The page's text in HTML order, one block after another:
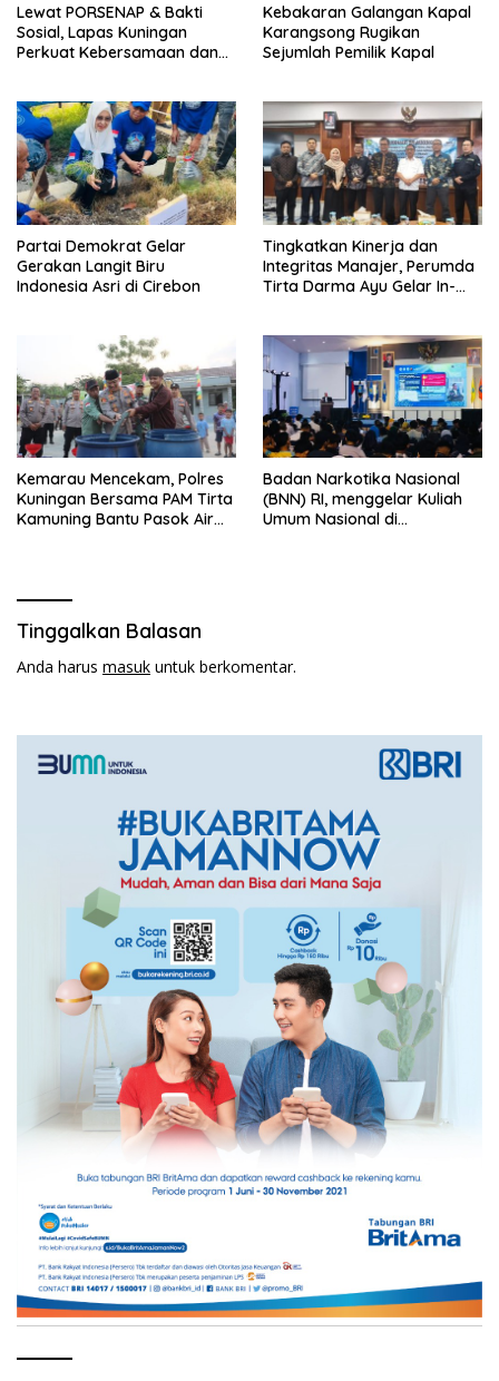
Lewat PORSENAP & Bakti
Sosial, Lapas Kuningan
Perkuat Kebersamaan dan
Kebakaran Galangan Kapal
Karangsong Rugikan
Sejumlah Pemilik Kapal
Partai Demokrat Gelar
Gerakan Langit Biru
Indonesia Asri di Cirebon
‎Tingkatkan Kinerja dan
Integritas Manajer, Perumda
Tirta Darma Ayu Gelar In-
Kemarau Mencekam, Polres
Kuningan Bersama PAM Tirta
Kamuning Bantu Pasok Air
Badan Narkotika Nasional
(BNN) RI, menggelar Kuliah
Umum Nasional di
Tinggalkan Balasan
Anda harus masuk untuk berkomentar.